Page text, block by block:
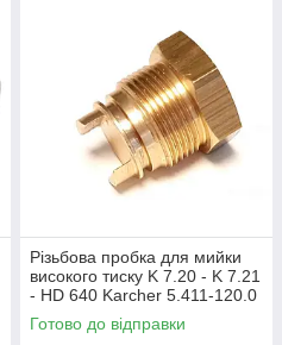
Різьбова пробка для мийки
високого тиску K 7.20 - K 7.21
- HD 640 Karcher 5.411-120.0
Готово до відправки